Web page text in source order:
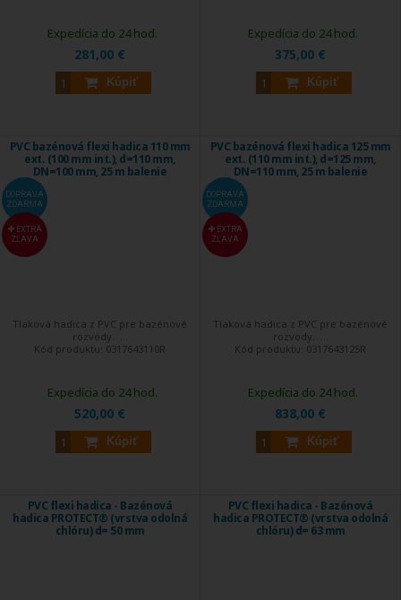
281,00 €
Kúpiť
Expedícia do 24 hod.
375,00 €
Kúpiť
Expedícia do 24 hod.
PVC bazénová flexi hadica 110 mm
ext. (100 mm int.), d=110 mm,
DN=100 mm, 25 m balenie
DOPRAVA
ZDARMA
EXTRA
ZĽAVA
Tlaková hadica z PVC pre bazénové
rozvody. ...
Kód produktu: 0317643110R
520,00 €
Kúpiť
Expedícia do 24 hod.
PVC bazénová flexi hadica 125 mm
ext. (110 mm int.), d=125 mm,
DN=110 mm, 25 m balenie
DOPRAVA
ZDARMA
EXTRA
ZĽAVA
Tlaková hadica z PVC pre bazénové
rozvody. ...
Kód produktu: 0317643125R
838,00 €
Kúpiť
Expedícia do 24 hod.
PVC flexi hadica - Bazénová
hadica PROTECT® (vrstva odolná
chlóru) d= 50 mm
PVC flexi hadica - Bazénová
hadica PROTECT® (vrstva odolná
chlóru) d= 63 mm